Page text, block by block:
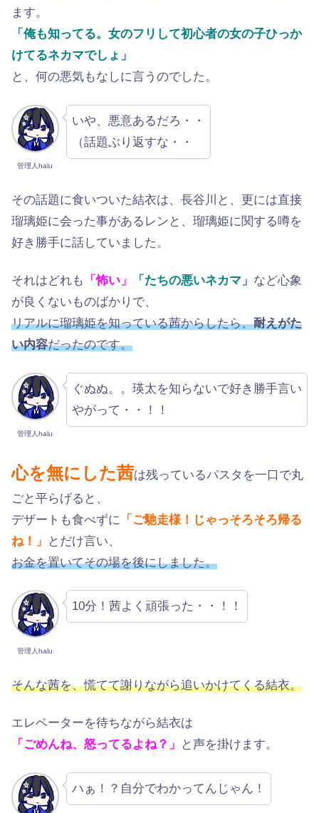
ます。
「俺も知ってる。女のフリして初心者の女の子ひっか
けてるネカマでしょ」
と、何の悪気もなしに言うのでした。
管理人halu
いや、悪意あるだろ・・
（話題ぶり返すな・・
その話題に食いついた結衣は、長谷川と、更には直接
瑠璃姫に会った事があるレンと、瑠璃姫に関する噂を
好き勝手に話していました。
それはどれも 「怖い」 「たちの悪いネカマ」 など心象
が良くないものばかりで、
リアルに瑠璃姫を知っている茜からしたら、耐えがた
い内容だったのです。
管理人halu
ぐぬぬ。。瑛太を知らないで好き勝手言い
やがって・・！！
心を無にした茜は残っているパスタを一口で丸
ごと平らげると、
デザートも食べずに
「ご馳走様！じゃっそろそろ帰る
ね！」
とだけ言い、
お金を置いてその場を後にしました。
管理人halu
10分！茜よく頑張った・・！！
そんな茜を、慌てて謝りながら追いかけてくる結衣。
エレベーターを待ちながら結衣は
「ごめんね、怒ってるよね？」
と声を掛けます。
ハぁ！？自分でわかってんじゃん！